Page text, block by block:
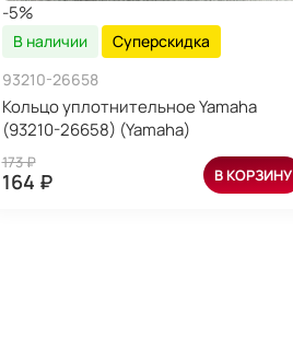
-5%
В наличии
Суперскидка
93210-26658
Кольцо уплотнительное Yamaha
(93210-26658) (Yamaha)
173 ₽
164 ₽ В КОРЗИНУ